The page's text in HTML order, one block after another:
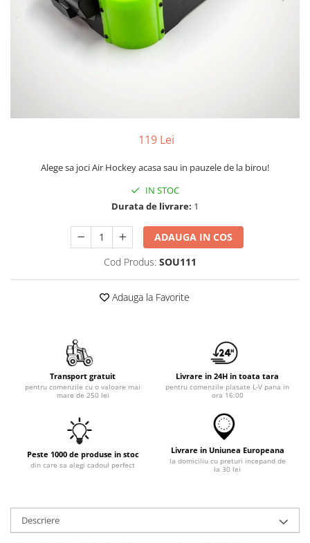
119 Lei
Alege sa joci Air Hockey acasa sau in pauzele de la birou!
IN STOC
Durata de livrare: 1
ADAUGA IN COS
Cod Produs: SOU111
Adauga la Favorite
Transport gratuit
pentru comenzile cu o valoare mai
mare de 250 lei
Livrare in 24H in toata tara
pentru comenzile plasate L-V pana in
ora 16:00
Peste 1000 de produse in stoc
din care sa alegi cadoul perfect
Livrare in Uniunea Europeana
la domiciliu cu preturi incepand de
la 30 lei
Descriere